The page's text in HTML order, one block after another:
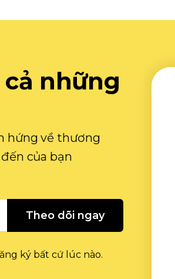
những
hứng về thương
của bạn
Theo dõi ngay
ký bất cứ lúc nào.